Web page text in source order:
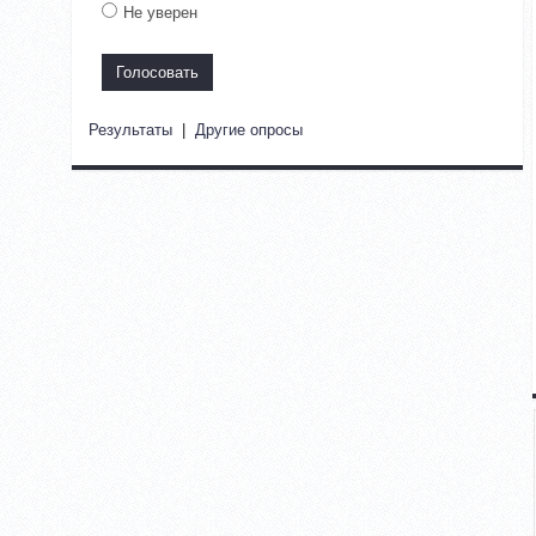
Не уверен
Результаты | Другие опросы